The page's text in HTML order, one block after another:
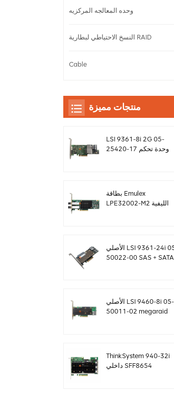
وحده المعالجه المركزيه
النسخ الاحتياطي لبطارية RAID
Cable
منتجات مميزة
LSI 9361-8i 2G 05-
25420-17 وحدة تحكم
بطاقة Emulex
LPE32002-M2 الليفية
الأصلي LSI 9361-24i 05-
50022-00 SAS + SATA
الأصلي LSI 9460-8i 05-
50011-02 megaraid
ThinkSystem 940-32i
داخلي SFF8654